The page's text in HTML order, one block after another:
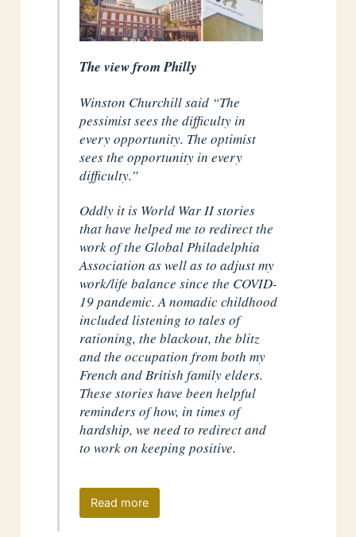
The view from Philly
Winston Churchill said “The
pessimist sees the difficulty in
every opportunity. The optimist
sees the opportunity in every
difficulty.”
Oddly it is World War II stories
that have helped me to redirect the
work of the Global Philadelphia
Association as well as to adjust my
work/life balance since the COVID-
19 pandemic. A nomadic childhood
included listening to tales of
rationing, the blackout, the blitz
and the occupation from both my
French and British family elders.
These stories have been helpful
reminders of how, in times of
hardship, we need to redirect and
to work on keeping positive.
Read more